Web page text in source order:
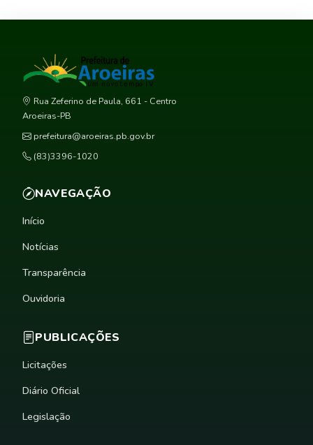
Rua Zeferino de Paula, 661 - Centro
Aroeiras-PB
prefeitura@aroeiras.pb.gov.br
(83)3396-1020
NAVEGAÇÃO
Início
Notícias
Transparência
Ouvidoria
PUBLICAÇÕES
Licitações
Diário Oficial
Legislação